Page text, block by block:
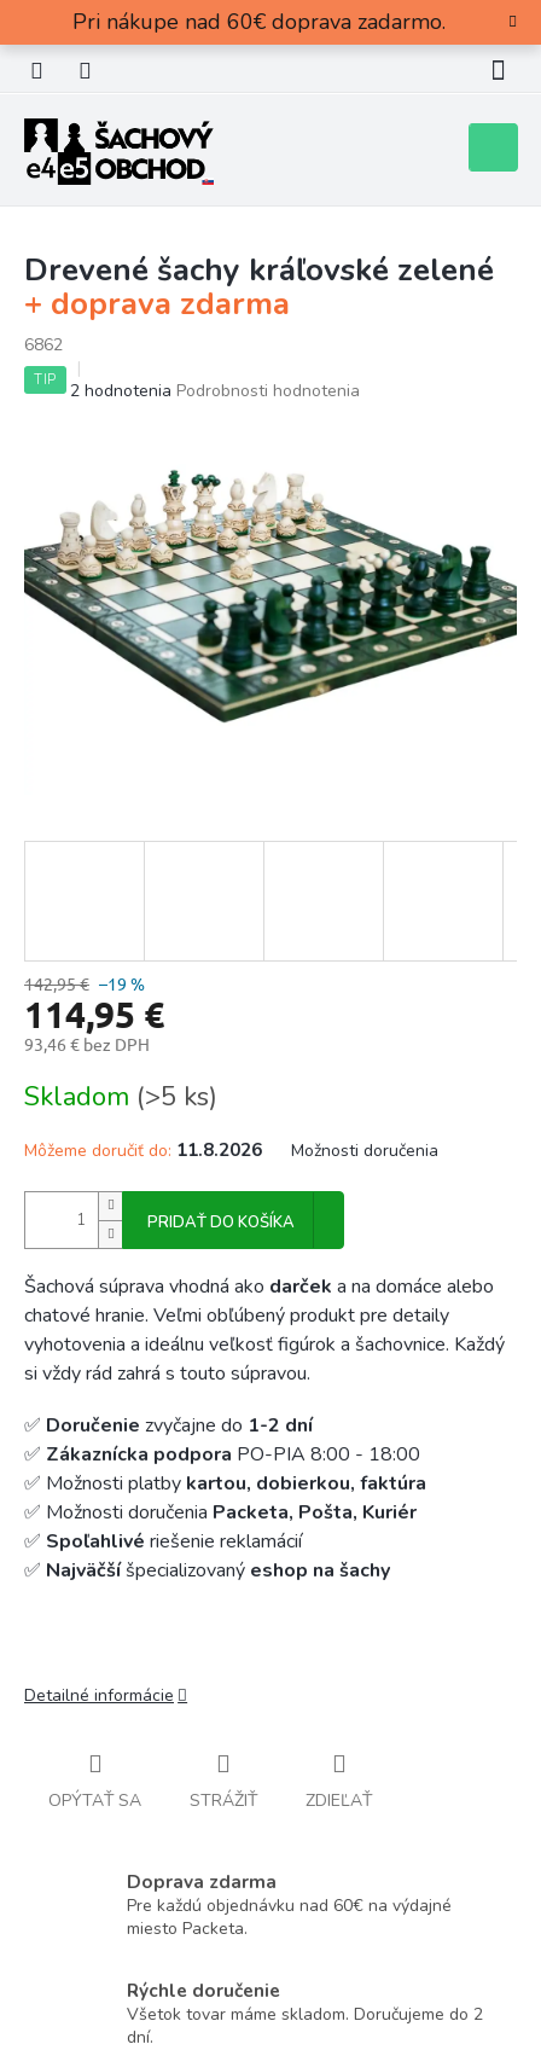
obsah
Pri nákupe nad 60€ doprava zadarmo.
košík
Drevené šachy kráľovské zelené
+ doprava zdarma
6862
TIP
Priemerné
5
hviezdičiek.
2 hodnotenia Podrobnosti hodnotenia
142,95 € –19 %
114,95 €
93,46 € bez DPH
cena:
Skladom (>5 ks)
Môžeme doručiť do: 11.8.2026 Možnosti doručenia
PRIDAŤ DO KOŠÍKA
Šachová súprava vhodná ako darček a na domáce alebo
chatové hranie. Veľmi obľúbený produkt pre detaily
vyhotovenia a ideálnu veľkosť figúrok a šachovnice. Každý
si vždy rád zahrá s touto súpravou.
✅ Doručenie zvyčajne do 1-2 dní
✅ Zákaznícka podpora PO-PIA 8:00 - 18:00
✅ Možnosti platby kartou, dobierkou, faktúra
✅ Možnosti doručenia Packeta, Pošta, Kuriér
✅ Spoľahlivé riešenie reklamácií
✅ Najväčšíšpecializovaný eshop na šachy
Detailné informácie
OPÝTAŤ SA STRÁŽIŤ ZDIEĽAŤ
Doprava zdarma
Pre každú objednávku nad 60€ na výdajné
miesto Packeta.
Rýchle doručenie
Všetok tovar máme skladom. Doručujeme do 2
dní.